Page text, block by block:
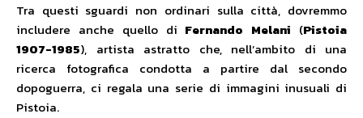
Tra questi sguardi non ordinari sulla città, dovremmo
includere anche quello di Fernando Melani (Pistoia
1907-1985), artista astratto che, nell’ambito di una
ricerca fotografica condotta a partire dal secondo
dopoguerra, ci regala una serie di immagini inusuali di
Pistoia.